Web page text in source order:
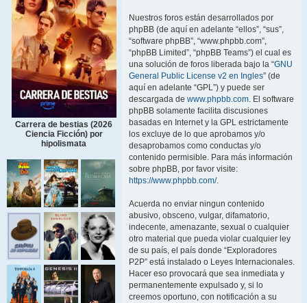
Carrera de bestias (2026
Ciencia Ficción) por
hipolismata
Nuestros foros están desarrollados por
phpBB (de aquí en adelante “ellos”, “sus”,
“software phpBB”, “www.phpbb.com”,
“phpBB Limited”, “phpBB Teams”) el cual es
una solución de foros liberada bajo la “GNU
General Public License v2 en Ingles” (de
aquí en adelante “GPL”) y puede ser
descargada de www.phpbb.com. El software
phpBB solamente facilita discusiones
basadas en Internet y la GPL estrictamente
los excluye de lo que aprobamos y/o
desaprobamos como conductas y/o
contenido permisible. Para más información
sobre phpBB, por favor visite:
https://www.phpbb.com/.
Acuerda no enviar ningun contenido
abusivo, obsceno, vulgar, difamatorio,
indecente, amenazante, sexual o cualquier
otro material que pueda violar cualquier ley
de su país, el país donde “Exploradores
P2P” está instalado o Leyes Internacionales.
Hacer eso provocará que sea inmediata y
permanentemente expulsado y, si lo
creemos oportuno, con notificación a su